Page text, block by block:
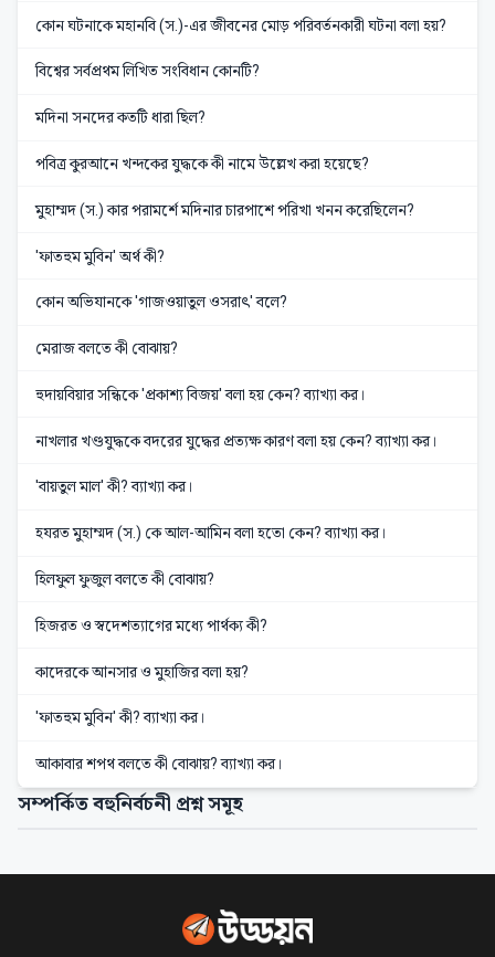
কোন ঘটনাকে মহানবি (স.)-এর জীবনের মোড় পরিবর্তনকারী ঘটনা বলা হয়?
বিশ্বের সর্বপ্রথম লিখিত সংবিধান কোনটি?
মদিনা সনদের কতটি ধারা ছিল?
পবিত্র কুরআনে খন্দকের যুদ্ধকে কী নামে উল্লেখ করা হয়েছে?
মুহাম্মদ (স.) কার পরামর্শে মদিনার চারপাশে পরিখা খনন করেছিলেন?
'ফাতহুম মুবিন' অর্থ কী?
কোন অভিযানকে 'গাজওয়াতুল ওসরাৎ' বলে?
মেরাজ বলতে কী বোঝায়?
হুদায়বিয়ার সন্ধিকে 'প্রকাশ্য বিজয়' বলা হয় কেন? ব্যাখ্যা কর।
নাখলার খণ্ডযুদ্ধকে বদরের যুদ্ধের প্রত্যক্ষ কারণ বলা হয় কেন? ব্যাখ্যা কর।
'বায়তুল মাল' কী? ব্যাখ্যা কর।
হযরত মুহাম্মদ (স.) কে আল-আমিন বলা হতো কেন? ব্যাখ্যা কর।
হিলফুল ফুজুল বলতে কী বোঝায়?
হিজরত ও স্বদেশত্যাগের মধ্যে পার্থক্য কী?
কাদেরকে আনসার ও মুহাজির বলা হয়?
'ফাতহুম মুবিন' কী? ব্যাখ্যা কর।
আকাবার শপথ বলতে কী বোঝায়? ব্যাখ্যা কর।
সম্পর্কিত বহুনির্বচনী প্রশ্ন সমূহ